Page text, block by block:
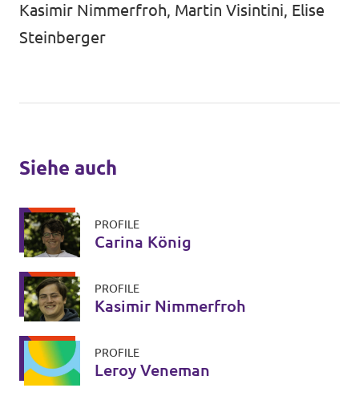
Kasimir Nimmerfroh, Martin Visintini, Elise
Steinberger
Siehe auch
PROFILE
Carina König
PROFILE
Kasimir Nimmerfroh
PROFILE
Leroy Veneman